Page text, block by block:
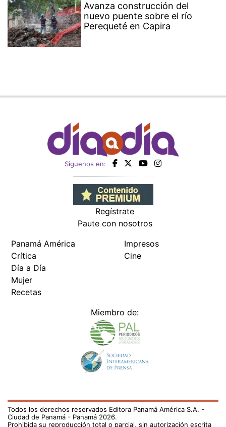
Avanza construcción del
nuevo puente sobre el río
Perequeté en Capira
Siguenos en:
Regístrate
Paute con nosotros
Panamá América
Crítica
Día a Día
Mujer
Recetas
Impresos
Cine
Miembro de:
Todos los derechos reservados Editora Panamá América S.A. -
Ciudad de Panamá - Panamá 2026.
Prohibida su reproducción total o parcial, sin autorización escrita